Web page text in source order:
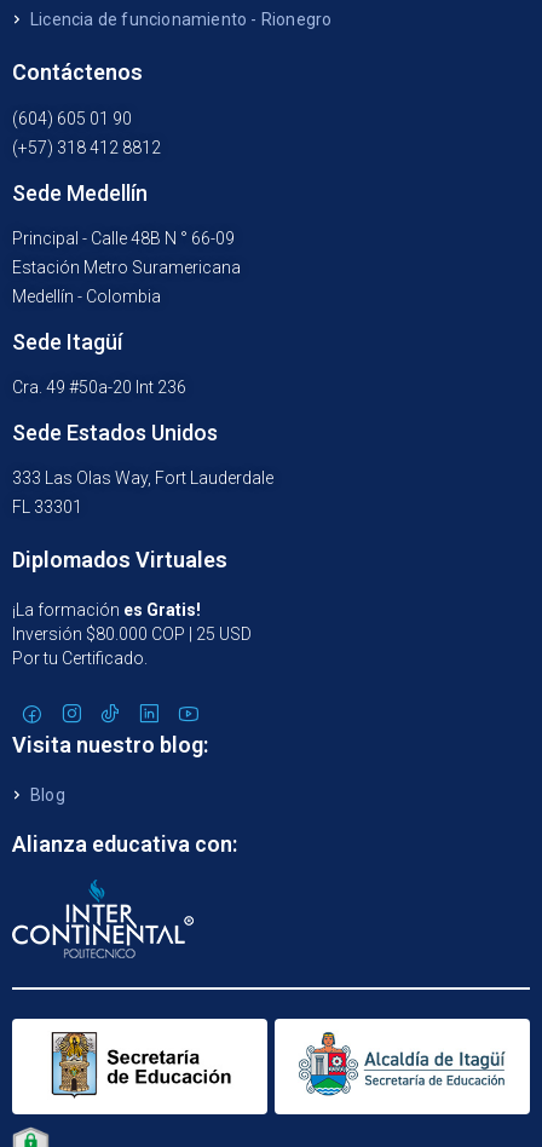
Licencia de funcionamiento - Rionegro
Contáctenos
(604) 605 01 90
(+57) 318 412 8812
Sede Medellín
Principal - Calle 48B N ° 66-09
Estación Metro Suramericana
Medellín - Colombia
Sede Itagüí
Cra. 49 #50a-20 Int 236
Sede Estados Unidos
333 Las Olas Way, Fort Lauderdale
FL 33301
Diplomados Virtuales
¡La formación es Gratis!
Inversión $80.000 COP | 25 USD
Por tu Certificado.
Visita nuestro blog:
Blog
Alianza educativa con: